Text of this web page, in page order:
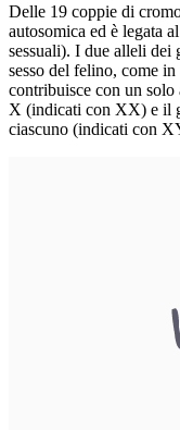
Delle 19 coppie di
autosomica ed è legata
sessuali). I due alleli dei
sesso del felino, come
contribuisce con un
X (indicati con XX) e il
ciascuno (indicati con